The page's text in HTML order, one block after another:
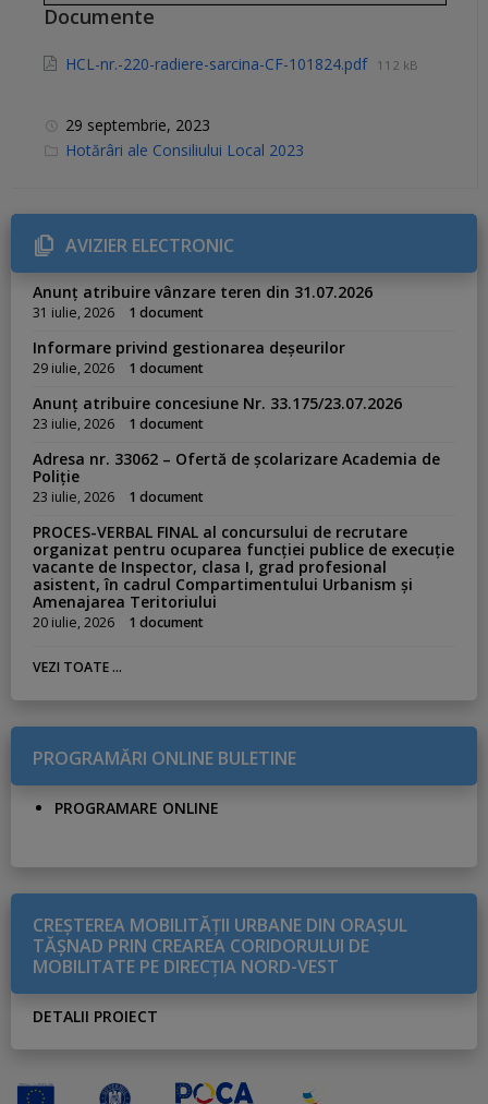
Documente
HCL-nr.-220-radiere-sarcina-CF-101824.pdf 112 kB
29 septembrie, 2023
C
r
i
e
s
Hotărâri ale Consiliului Local 2023
AVIZIER ELECTRONIC
Anunț atribuire vânzare teren din 31.07.2026
31 iulie, 2026 1 document
Informare privind gestionarea deșeurilor
29 iulie, 2026 1 document
Anunț atribuire concesiune Nr. 33.175/23.07.2026
23 iulie, 2026 1 document
Adresa nr. 33062 – Ofertă de școlarizare Academia de
Poliție
23 iulie, 2026 1 document
PROCES-VERBAL FINAL al concursului de recrutare
organizat pentru ocuparea funcției publice de execuție
vacante de Inspector, clasa I, grad profesional
asistent, în cadrul Compartimentului Urbanism și
Amenajarea Teritoriului
20 iulie, 2026 1 document
VEZI TOATE ...
PROGRAMĂRI ONLINE BULETINE
PROGRAMARE ONLINE
CREŞTEREA MOBILITĂŢII URBANE DIN ORAŞUL
TĂŞNAD PRIN CREAREA CORIDORULUI DE
MOBILITATE PE DIRECŢIA NORD-VEST
DETALII PROIECT